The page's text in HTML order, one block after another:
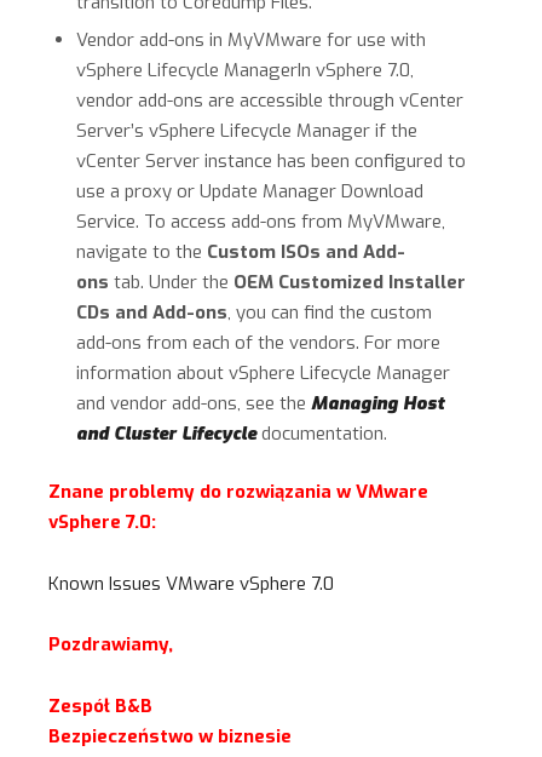
Vendor add-ons in MyVMware for use with
vSphere Lifecycle ManagerIn vSphere 7.0,
vendor add-ons are accessible through vCenter
Server’s vSphere Lifecycle Manager if the
vCenter Server instance has been configured to
use a proxy or Update Manager Download
Service. To access add-ons from MyVMware,
navigate to the Custom ISOs and Add-
ons tab. Under the OEM Customized Installer
CDs and Add-ons, you can find the custom
add-ons from each of the vendors. For more
information about vSphere Lifecycle Manager
and vendor add-ons, see the Managing Host
and Cluster Lifecycledocumentation.
Znane problemy do rozwiązania w VMware
vSphere 7.0:
Known Issues VMware vSphere 7.0
Pozdrawiamy,
Zespół B&B
Bezpieczeństwo w biznesie